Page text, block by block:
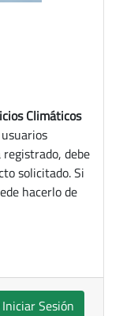
Climáticos
debe
solicitado. Si
hacerlo de
Iniciar Sesión